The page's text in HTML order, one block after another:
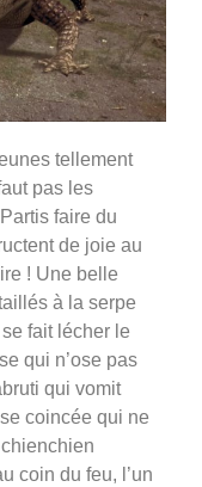
tellement
pas les
faire du
de joie au
! Une belle
à la serpe
fait lécher le
qui n’ose pas
qui vomit
coincée qui ne
coin du feu, l’un